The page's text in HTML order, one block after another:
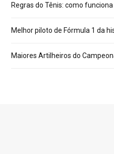
Regras do Tênis: como
Melhor piloto de Fórmula 1 da
Maiores Artilheiros do